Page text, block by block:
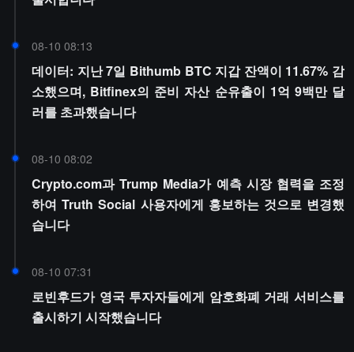
08-10 08:13
데이터: 지난 7일 Bithumb BTC 지갑 잔액이 11.67% 감
소했으며, Bitfinex의 준비 자산 순유출이 1억 9백만 달
러를 초과했습니다
08-10 08:02
Crypto.com과 Trump Media가 예측 시장 협력을 조정
하여 Truth Social 사용자에게 홍보하는 것으로 변경했
습니다
08-10 07:31
로빈후드가 영국 투자자들에게 암호화폐 거래 서비스를
출시하기 시작했습니다